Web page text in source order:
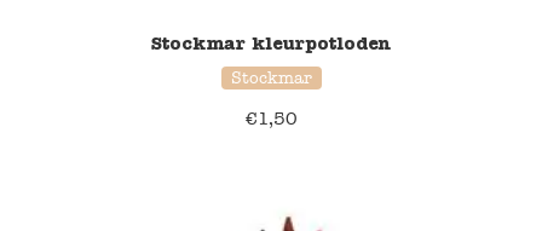
Stockmar kleurpotloden
Stockmar
€1,50